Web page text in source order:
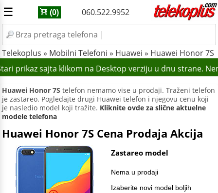
☰ (0) 060.522.9952
Telekoplus » Mobilni Telefoni » Huawei » Huawei Honor 7S
prikaz sajta klikom na Desktop verziju u dnu strane.
Huawei Honor 7S telefon nemamo vise u prodaji. Traženi telefon
je zastareo. Pogledajte drugi Huawei telefon i njegovu cenu koji
je nasledio model koji tražite. Kliknite ovde za slične aktuelne
modele telefona
Huawei Honor 7S Cena Prodaja Akcija
Zastareo model
Nema u prodaji
Izaberite novi model boljih